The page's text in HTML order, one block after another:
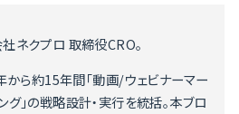
ネクプロ 取締役CRO。
から約15年間「動画/ウェビナーマー
グ」の戦略設計・実行を統括。本ブロ